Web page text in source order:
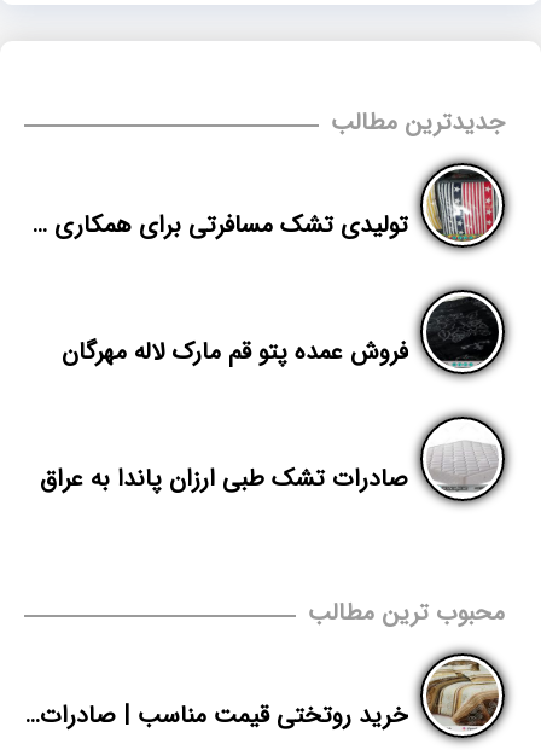
جدیدترین مطالب
تولیدی تشک مسافرتی برای همکاری در بازار مشهد
فروش عمده پتو قم مارک لاله مهرگان
صادرات تشک طبی ارزان پاندا به عراق
محبوب ترین مطالب
خرید روتختی قیمت مناسب | صادرات روتختی تک نفره به افغانستان | پاندا